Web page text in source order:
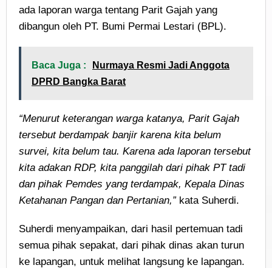
ada laporan warga tentang Parit Gajah yang
dibangun oleh PT. Bumi Permai Lestari (BPL).
Baca Juga :
Nurmaya Resmi Jadi Anggota
DPRD Bangka Barat
“Menurut keterangan warga katanya, Parit Gajah
tersebut berdampak banjir karena kita belum
survei, kita belum tau. Karena ada laporan tersebut
kita adakan RDP, kita panggilah dari pihak PT tadi
dan pihak Pemdes yang terdampak, Kepala Dinas
Ketahanan Pangan dan Pertanian,”kata Suherdi.
Suherdi menyampaikan, dari hasil pertemuan tadi
semua pihak sepakat, dari pihak dinas akan turun
ke lapangan, untuk melihat langsung ke lapangan.